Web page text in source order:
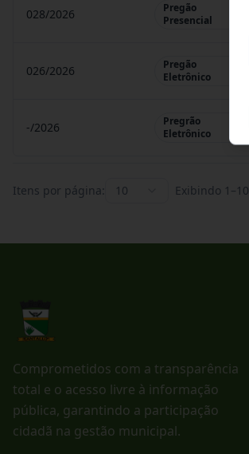
028/2026
Pregão
Presencial
026/2026
Pregão
Eletrônico
-/2026
Pregrão
Eletrônico
Itens por página: 10 Exibindo 1 –10
Comprometidos com a transparência
total e o acesso livre à informação
pública, garantindo a participação
cidadã na gestão municipal.